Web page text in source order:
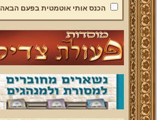
הכנס אותי אוטמטית בפעם הבאה